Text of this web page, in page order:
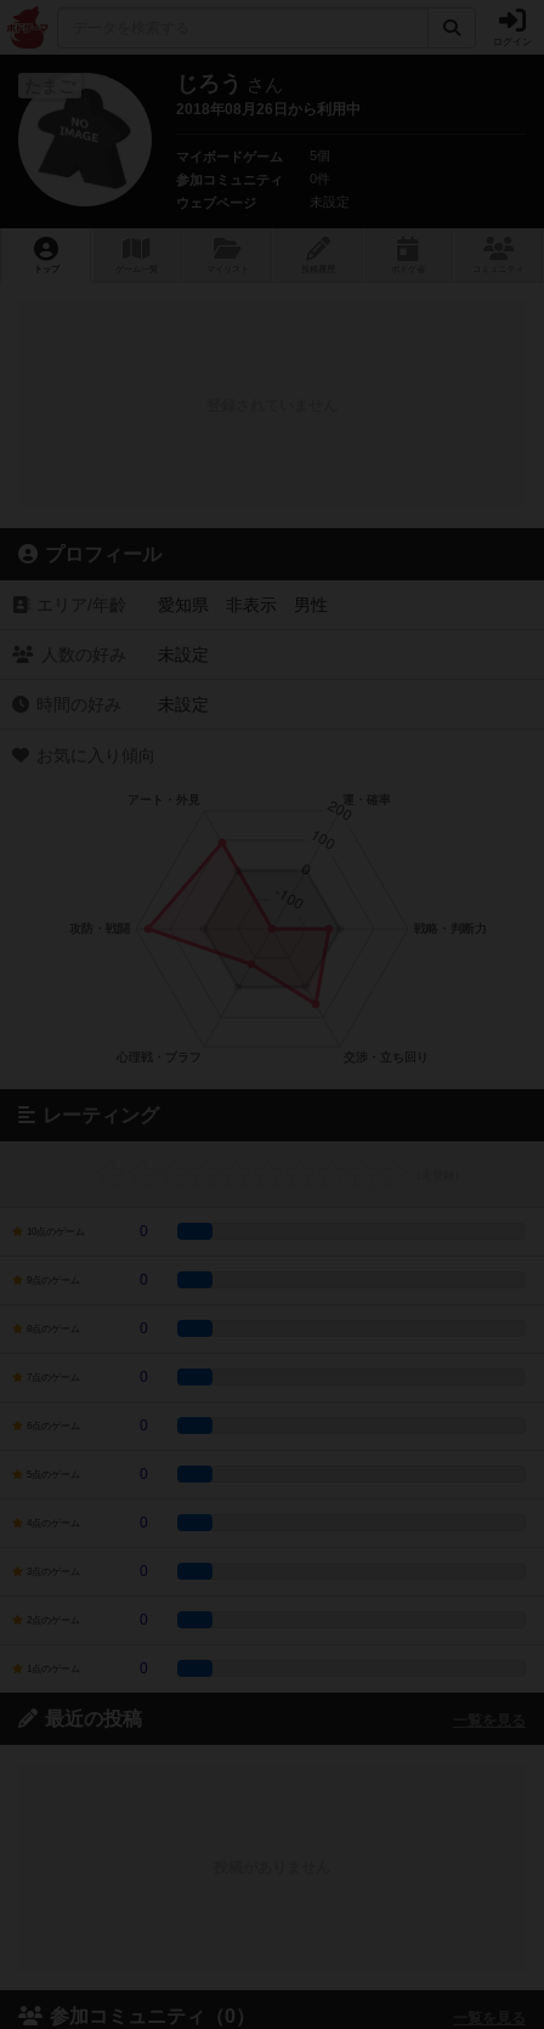
じろう さん
2018年08月26日から利用中
マイボードゲーム
5個
参加コミュニティ
0件
ウェブページ
未設定
トップ
プロフィール
愛知県 非表示 男性
未設定
未設定
レーティング
10点のゲーム 0
9点のゲーム 0
8点のゲーム 0
7点のゲーム 0
6点のゲーム 0
5点のゲーム 0
4点のゲーム 0
3点のゲーム 0
2点のゲーム 0
1点のゲーム 0
最近の投稿
参加コミュニティ（0）